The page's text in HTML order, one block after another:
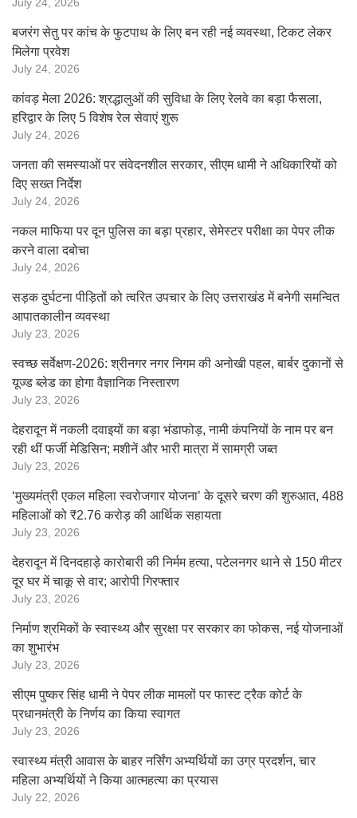
July 24, 2026
बजरंग सेतु पर कांच के फुटपाथ के लिए बन रही नई व्यवस्था, टिकट लेकर
मिलेगा प्रवेश
July 24, 2026
कांवड़ मेला 2026: श्रद्धालुओं की सुविधा के लिए रेलवे का बड़ा फैसला,
हरिद्वार के लिए 5 विशेष रेल सेवाएं शुरू
July 24, 2026
जनता की समस्याओं पर संवेदनशील सरकार, सीएम धामी ने अधिकारियों को
दिए सख्त निर्देश
July 24, 2026
नकल माफिया पर दून पुलिस का बड़ा प्रहार, सेमेस्टर परीक्षा का पेपर लीक
करने वाला दबोचा
July 24, 2026
सड़क दुर्घटना पीड़ितों को त्वरित उपचार के लिए उत्तराखंड में बनेगी समन्वित
आपातकालीन व्यवस्था
July 23, 2026
स्वच्छ सर्वेक्षण-2026: श्रीनगर नगर निगम की अनोखी पहल, बार्बर दुकानों से
यूज्ड ब्लेड का होगा वैज्ञानिक निस्तारण
July 23, 2026
देहरादून में नकली दवाइयों का बड़ा भंडाफोड़, नामी कंपनियों के नाम पर बन
रही थीं फर्जी मेडिसिन; मशीनें और भारी मात्रा में सामग्री जब्त
July 23, 2026
‘मुख्यमंत्री एकल महिला स्वरोजगार योजना’ के दूसरे चरण की शुरुआत, 488
महिलाओं को ₹2.76 करोड़ की आर्थिक सहायता
July 23, 2026
देहरादून में दिनदहाड़े कारोबारी की निर्मम हत्या, पटेलनगर थाने से 150 मीटर
दूर घर में चाकू से वार; आरोपी गिरफ्तार
July 23, 2026
निर्माण श्रमिकों के स्वास्थ्य और सुरक्षा पर सरकार का फोकस, नई योजनाओं
का शुभारंभ
July 23, 2026
सीएम पुष्कर सिंह धामी ने पेपर लीक मामलों पर फास्ट ट्रैक कोर्ट के
प्रधानमंत्री के निर्णय का किया स्वागत
July 23, 2026
स्वास्थ्य मंत्री आवास के बाहर नर्सिंग अभ्यर्थियों का उग्र प्रदर्शन, चार
महिला अभ्यर्थियों ने किया आत्महत्या का प्रयास
July 22, 2026